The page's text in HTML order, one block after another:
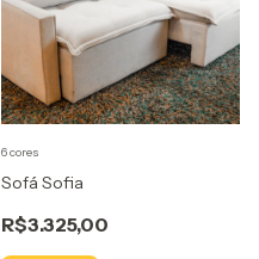
Sofá Sofia
R$3.325,00
6 cores